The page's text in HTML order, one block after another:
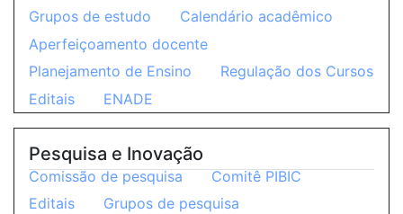
Grupos de estudo
Calendário acadêmico
Aperfeiçoamento docente
Planejamento de Ensino
Regulação dos Cursos
Editais
ENADE
Pesquisa e Inovação
Comissão de pesquisa
Comitê PIBIC
Editais
Grupos de pesquisa